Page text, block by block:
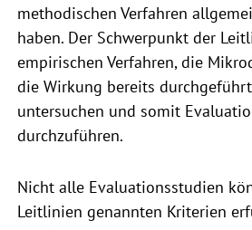
methodischen Verfahren
haben. Der Schwerpunkt der
empirischen Verfahren, die
die Wirkung bereits
untersuchen und somit
durchzuführen.
Nicht alle Evaluationsstudien
Leitlinien genannten Kriterien